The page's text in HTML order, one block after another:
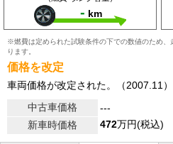
- km
※燃費は定められた試験条件の下での数値のため、
ります。
価格を改定
車両価格が改定された。（2007.11）
中古車価格
---
新車時価格
472万円(税込)